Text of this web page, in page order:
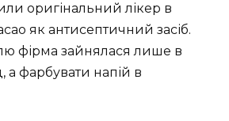
оригінальний лікер в
як антисептичний засіб.
фірма зайнялася лише в
а фарбувати напій в